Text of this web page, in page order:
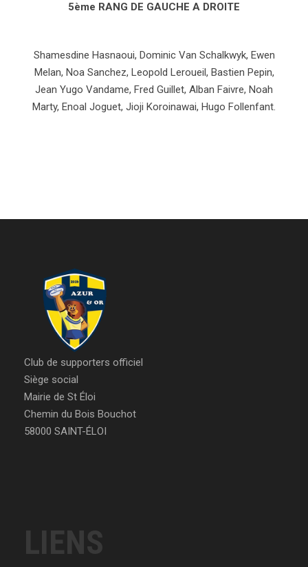
5ème RANG DE GAUCHE A DROITE
Shamesdine Hasnaoui, Dominic Van Schalkwyk, Ewen
Melan, Noa Sanchez, Leopold Leroueil, Bastien Pepin,
Jean Yugo Vandame, Fred Guillet, Alban Faivre, Noah
Marty, Enoal Joguet, Jioji Koroinawai, Hugo Follenfant.​
Club de supporters officiel
Siège social
Mairie de St Éloi
Chemin du Bois Bouchot
58000 SAINT-ÉLOI
LIENS